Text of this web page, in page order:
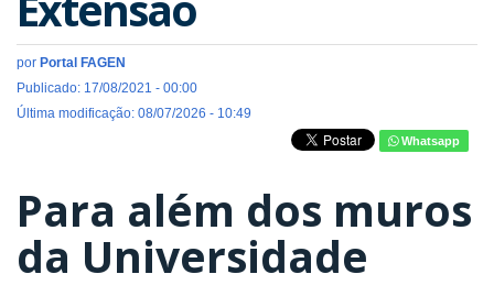
por Portal FAGEN
Publicado: 17/08/2021 - 00:00
Última modificação: 08/07/2026 - 10:49
Whatsapp
Para além dos muros
da Universidade